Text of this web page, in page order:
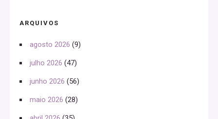
ARQUIVOS
agosto 2026 (9)
julho 2026 (47)
junho 2026 (56)
maio 2026 (28)